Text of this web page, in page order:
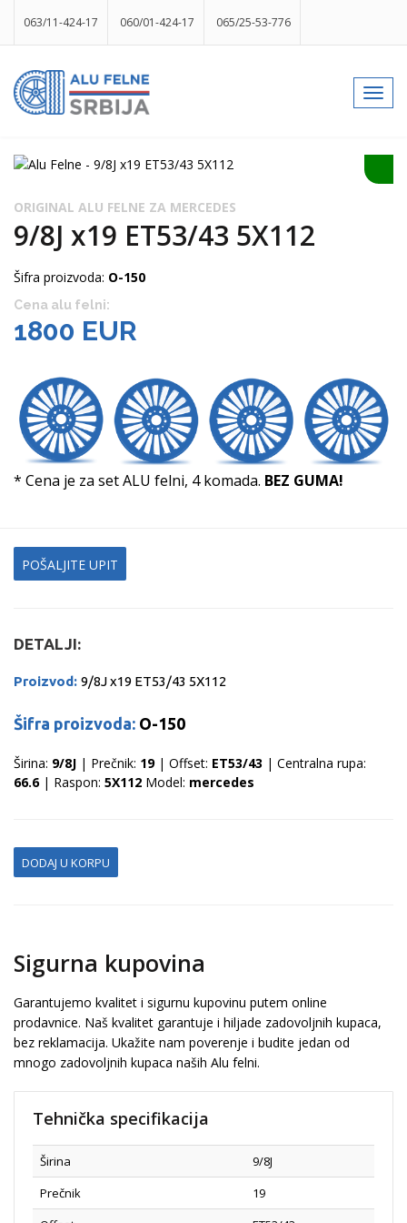
063/11-424-17 060/01-424-17 065/25-53-776
info@gumesrbija.rs
ORIGINAL ALU FELNE ZA MERCEDES
9/8J x19 ET53/43 5X112
Šifra proizvoda: O-150
Cena alu felni:
1800 EUR
* Cena je za set ALU felni, 4 komada. BEZ GUMA!
POŠALJITE UPIT
DETALJI:
Proizvod: 9/8J x19 ET53/43 5X112
Šifra proizvoda: O-150
Širina: 9/8J | Prečnik: 19| Offset: ET53/43 | Centralna rupa:
66.6| Raspon: 5X112 Model: mercedes
DODAJ U KORPU
Sigurna kupovina
Garantujemo kvalitet i sigurnu kupovinu putem online
prodavnice. Naš kvalitet garantuje i hiljade zadovoljnih kupaca,
bez reklamacija. Ukažite nam poverenje i budite jedan od
mnogo zadovoljnih kupaca naših Alu felni.
Tehnička specifikacija
Širina
9/8J
Prečnik
19